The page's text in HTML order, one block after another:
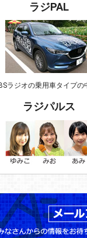
ラジPAL
ラジオの乗用車タイプの
ラジパルス